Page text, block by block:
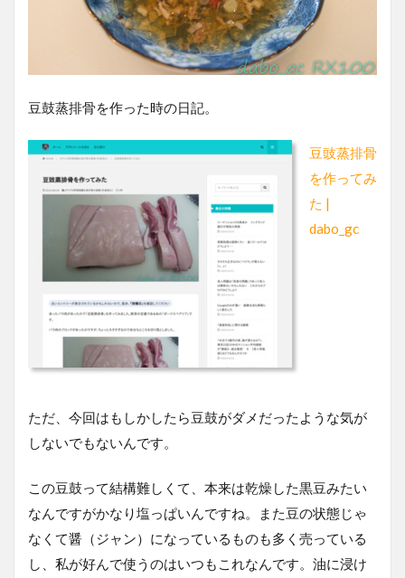
豆鼓蒸排骨を作った時の日記。
豆豉蒸排骨
を作ってみ
た |
dabo_gc
ただ、今回はもしかしたら豆鼓がダメだったような気が
しないでもないんです。
この豆鼓って結構難しくて、本来は乾燥した黒豆みたい
なんですがかなり塩っぱいんですね。また豆の状態じゃ
なくて醤（ジャン）になっているものも多く売っている
し、私が好んで使うのはいつもこれなんです。油に浸け